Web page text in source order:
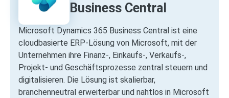
Business Central
Microsoft Dynamics 365 Business Central ist eine
cloudbasierte ERP‑Lösung von Microsoft, mit der
Unternehmen ihre Finanz‑, Einkaufs‑, Verkaufs‑,
Projekt‑ und Geschäftsprozesse zentral steuern und
digitalisieren. Die Lösung ist skalierbar,
branchenneutral erweiterbar und nahtlos in Microsoft